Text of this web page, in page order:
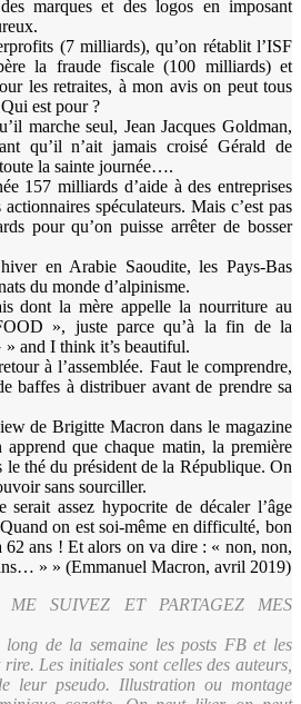
marques et des logos en imposant
(7 milliards), qu’on rétablit l’ISF
la fraude fiscale (100 milliards) et
les retraites, à mon avis on peut tous
est pour ?
marche seul, Jean Jacques Goldman,
qu’il n’ait jamais croisé Gérald de
la sainte journée….
157 milliards d’aide à des entreprises
spéculateurs. Mais c’est pas
pour qu’on puisse arrêter de bosser
en Arabie Saoudite, les Pays-Bas
du monde d’alpinisme.
dont la mère appelle la nourriture au
», juste parce qu’à la fin de la
and I think it’s beautiful.
à l’assemblée. Faut le comprendre,
baffes à distribuer avant de prendre sa
de Brigitte Macron dans le magazine
que chaque matin, la première
le thé du président de la République. On
sans sourciller.
assez hypocrite de décaler l’âge
on est soi-même en difficulté, bon
62 ans ! Et alors on va dire : « non, non,
» » (Emmanuel Macron, avril 2019)
SUIVEZ ET PARTAGEZ MES
de la semaine les posts FB et les
Les initiales sont celles des auteurs,
leur pseudo. Illustration ou montage